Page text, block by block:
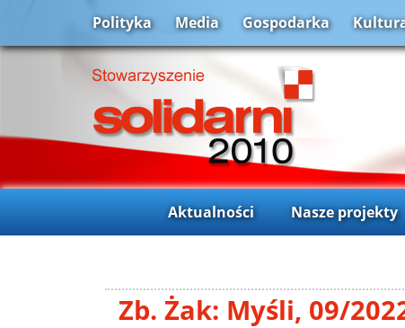
Polityka Media Gospodarka
Aktualności Nasze projekty
Zb. Żak: Myśli, 09/